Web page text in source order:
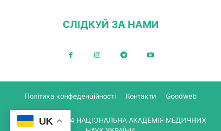
СЛІДКУЙ ЗА НАМИ
Політика конфеденційності Контакти Goodweb
© Copyright 2024 НАЦІОНАЛЬНА АКАДЕМІЯ МЕДИЧНИХ
UK